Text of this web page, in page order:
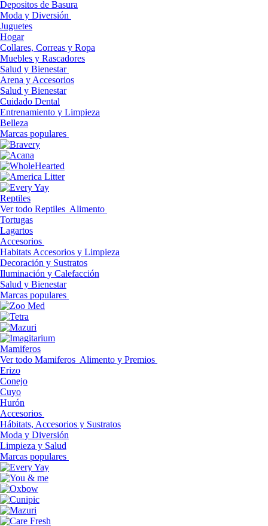
Depositos de Basura
Moda y Diversión
Juguetes
Hogar
Collares, Correas y Ropa
Muebles y Rascadores
Salud y Bienestar
Arena y Accesorios
Salud y Bienestar
Cuidado Dental
Entrenamiento y Limpieza
Belleza
Marcas populares
Reptiles
Ver todo Reptiles Alimento
Tortugas
Lagartos
Accesorios
Habitats Accesorios y Limpieza
Decoración y Sustratos
Iluminación y Calefacción
Salud y Bienestar
Marcas populares
Mamiferos
Ver todo Mamiferos Alimento y Premios
Erizo
Conejo
Cuyo
Hurón
Accesorios
Hábitats, Accesorios y Sustratos
Moda y Diversión
Limpieza y Salud
Marcas populares